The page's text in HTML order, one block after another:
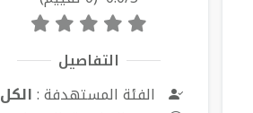
التفاصيل
الفئة المستهدفة :الكل